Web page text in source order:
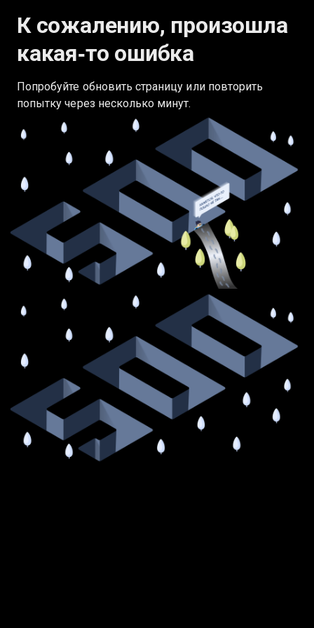
К сожалению, произошла
какая‑то ошибка
Попробуйте обновить страницу или повторить
попытку через несколько минут.